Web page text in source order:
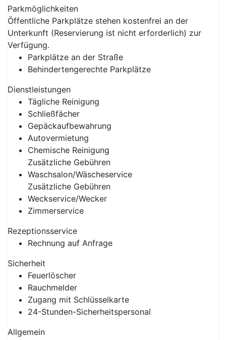
Parkmöglichkeiten
Öffentliche Parkplätze stehen kostenfrei an der
Unterkunft (Reservierung ist nicht erforderlich) zur
Verfügung.
Parkplätze an der Straße
Behindertengerechte Parkplätze
Dienstleistungen
Tägliche Reinigung
Schließfächer
Gepäckaufbewahrung
Autovermietung
Chemische Reinigung
Zusätzliche Gebühren
Waschsalon/Wäscheservice
Zusätzliche Gebühren
Weckservice/Wecker
Zimmerservice
Rezeptionsservice
Rechnung auf Anfrage
Sicherheit
Feuerlöscher
Rauchmelder
Zugang mit Schlüsselkarte
24-Stunden-Sicherheitspersonal
Allgemein